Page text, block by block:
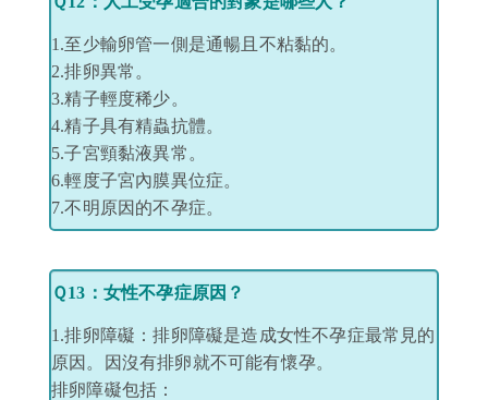
1.至少輸卵管一側是通暢且不粘黏的。
2.排卵異常。
3.精子輕度稀少。
4.精子具有精蟲抗體。
5.子宮頸黏液異常。
6.輕度子宮內膜異位症。
7.不明原因的不孕症。
Ｑ13：女性不孕症原因？
1.排卵障礙：排卵障礙是造成女性不孕症最常見的
原因。因沒有排卵就不可能有懷孕。
排卵障礙包括：